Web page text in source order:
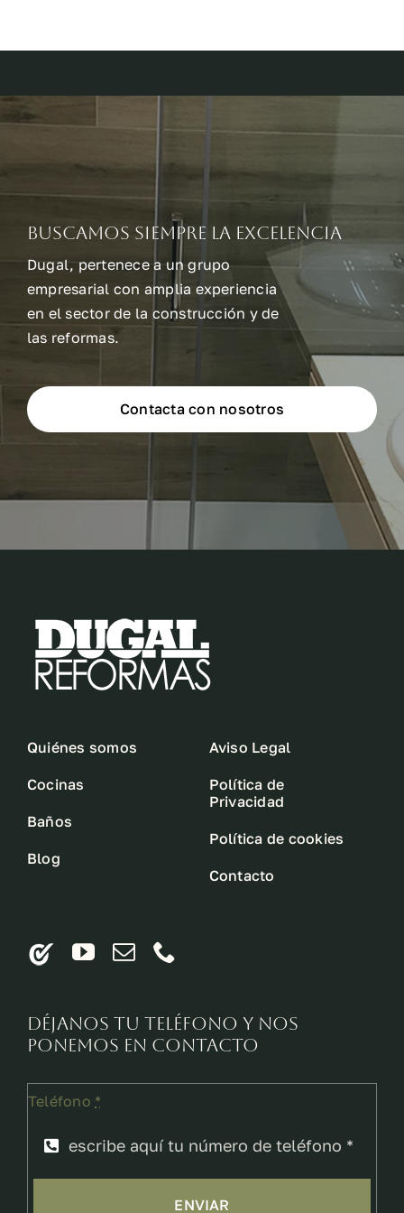
Buscamos siempre la excelencia
Dugal, pertenece a un grupo
empresarial con amplia experiencia
en el sector de la construcción y de
las reformas.
Contacta con nosotros
Quiénes somos
Cocinas
Baños
Blog
Aviso Legal
Política de
Privacidad
Política de cookies
Contacto
Déjanos tu teléfono y nos
ponemos en contacto
Teléfono *
ENVIAR